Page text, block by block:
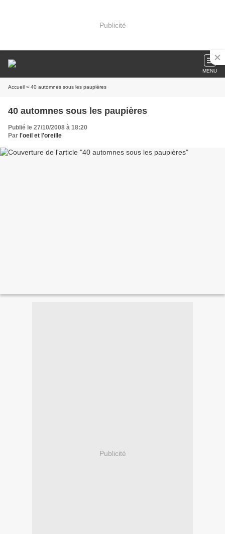
Publicité
MENU
Accueil » 40 automnes sous les paupières
40 automnes sous les paupières
Publié le 27/10/2008 à 18:20
Par l'oeil et l'oreille
Publicité